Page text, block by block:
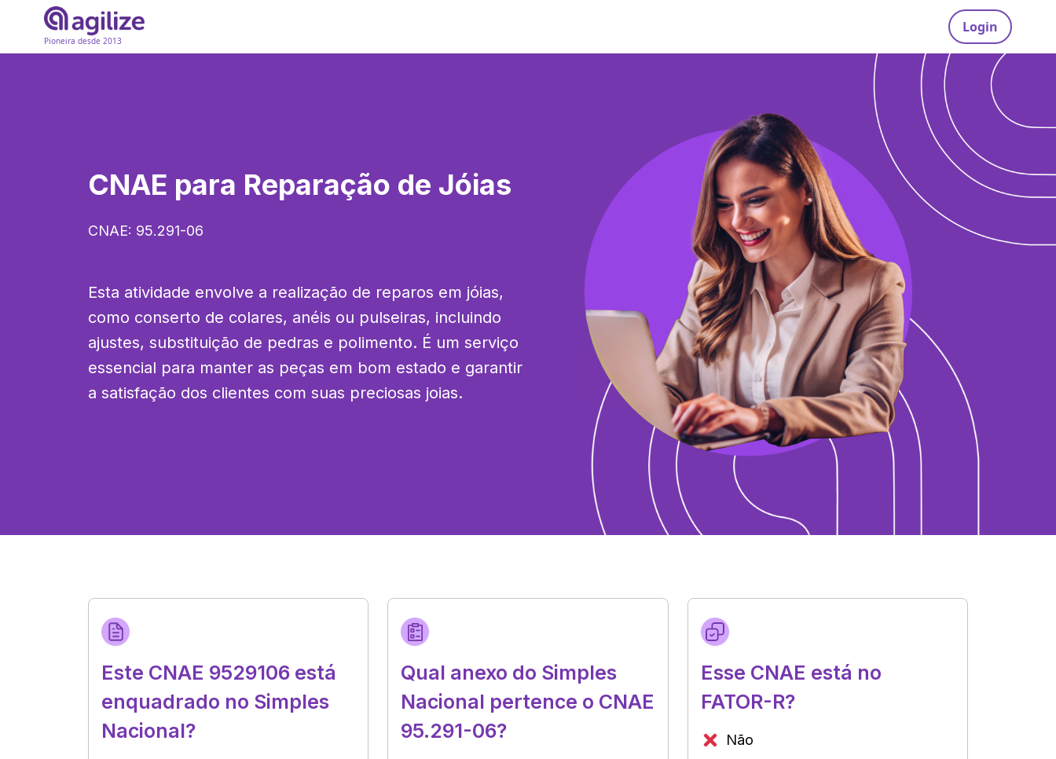
Pioneira desde 2013
Login
CNAE para Reparação de Jóias
CNAE: 95.291-06
Esta atividade envolve a realização de reparos em jóias,
como conserto de colares, anéis ou pulseiras, incluindo
ajustes, substituição de pedras e polimento. É um serviço
essencial para manter as peças em bom estado e garantir
a satisfação dos clientes com suas preciosas joias.
Este CNAE 9529106 está
enquadrado no Simples
Nacional?
Qual anexo do Simples
Nacional pertence o CNAE
95.291-06?
Esse CNAE está no
FATOR-R?
Não